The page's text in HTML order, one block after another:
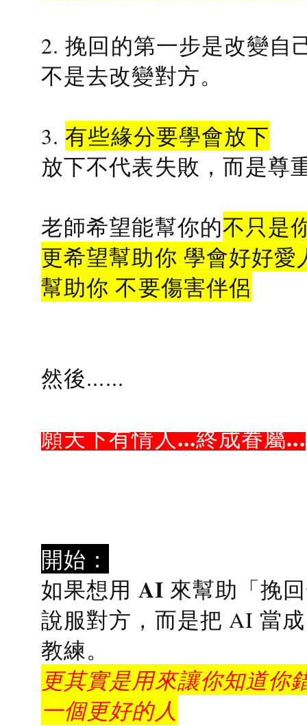
2. 挽回的第一步是改變自
不是去改變對方。
3.有些緣分要學會放下
放下不代表失敗，而是尊
老師希望能幫你的不只是
更希望幫助你 學會好好愛
幫助你 不要傷害伴侶
然後......
願天下有情人...終成眷屬...
開始：
如果想用 AI 來幫助「挽
說服對方，而是把 AI 當
教練。
更其實是用來讓你知道你
一個更好的人